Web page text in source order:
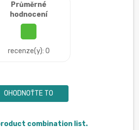
Průměrné
hodnocení
recenze(y): 0
OHODNOŤTE TO
combination list.